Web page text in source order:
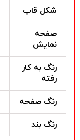
شکل قاب
صفحه
نمایش
رنگ به کار
رفته
رنگ صفحه
رنگ بند